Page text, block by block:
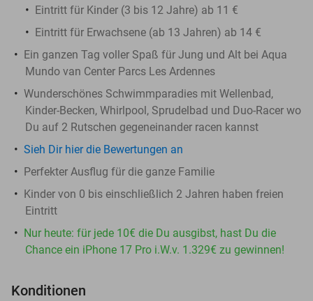
Eintritt für Kinder (3 bis 12 Jahre) ab 11 €
Eintritt für Erwachsene (ab 13 Jahren) ab 14 €
Ein ganzen Tag voller Spaß für Jung und Alt bei Aqua
Mundo van Center Parcs Les Ardennes
Wunderschönes Schwimmparadies mit Wellenbad,
Kinder-Becken, Whirlpool, Sprudelbad und Duo-Racer wo
Du auf 2 Rutschen gegeneinander racen kannst
Sieh Dir hier die Bewertungen an
Perfekter Ausflug für die ganze Familie
Kinder von 0 bis einschließlich 2 Jahren haben freien
Eintritt
Nur heute: für jede 10€ die Du ausgibst, hast Du die
Chance ein iPhone 17 Pro i.W.v. 1.329€ zu gewinnen!
Konditionen